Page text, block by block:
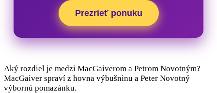
Prezrieť ponuku
Aký rozdiel je medzi MacGaiverom a Petrom Novotným?
MacGaiver spraví z hovna výbušninu a Peter Novotný
výbornú pomazánku.